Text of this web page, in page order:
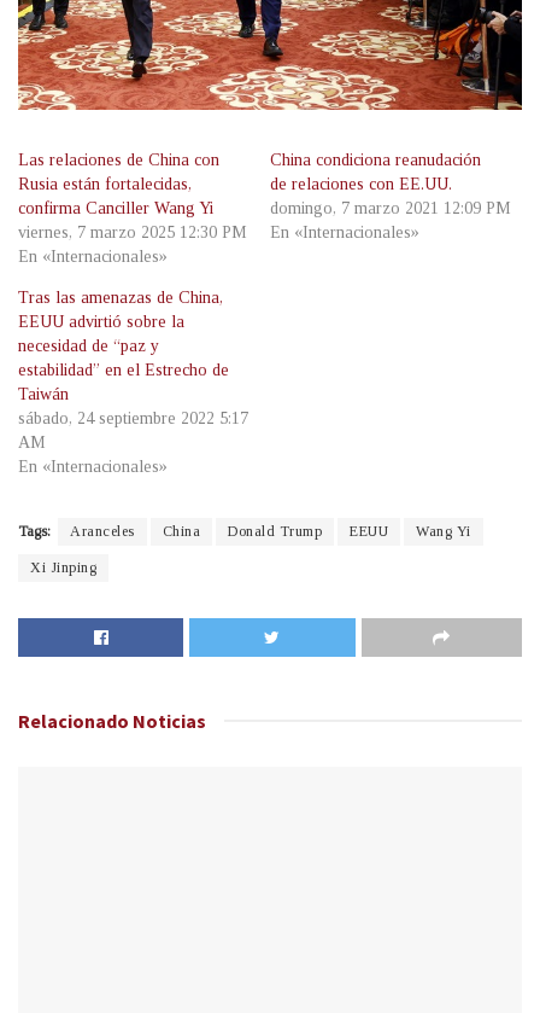
Las relaciones de China con
Rusia están fortalecidas,
confirma Canciller Wang Yi
viernes, 7 marzo 2025 12:30 PM
En «Internacionales»
China condiciona reanudación
de relaciones con EE.UU.
domingo, 7 marzo 2021 12:09 PM
En «Internacionales»
Tras las amenazas de China,
EEUU advirtió sobre la
necesidad de “paz y
estabilidad” en el Estrecho de
Taiwán
sábado, 24 septiembre 2022 5:17
AM
En «Internacionales»
Tags: Aranceles China Donald Trump EEUU Wang Yi
Xi Jinping
Relacionado Noticias